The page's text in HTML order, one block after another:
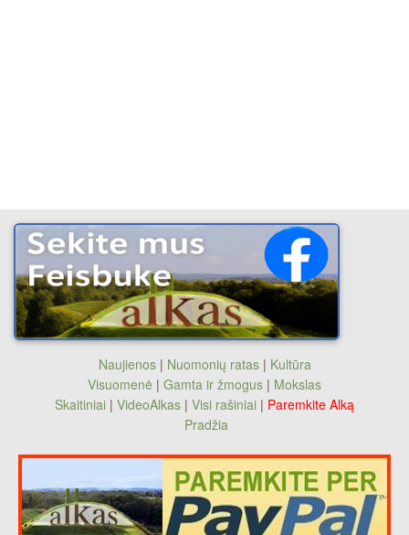
Naujienos| Nuomonių ratas| Kultūra
Visuomenė | Gamta ir žmogus | Mokslas
Skaitiniai | VideoAlkas | Visi rašiniai | Paremkite Alką
Pradžia